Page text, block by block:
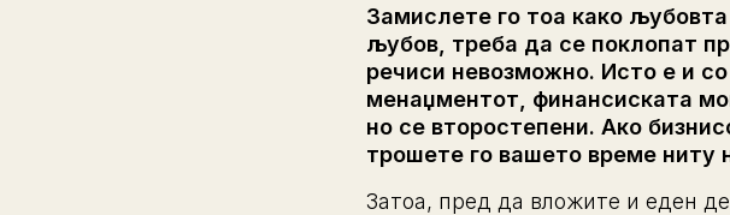
Замислете го тоа како
љубов, треба да се поклопат
речиси невозможно. Исто е и
менаџментот, финансиската
но се второстепени. Ако
трошете го вашето време ниту
Затоа, пред да вложите и еден